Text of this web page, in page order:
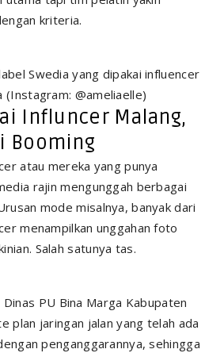
kriteria.
Influncer Malang,
Booming
atau mereka yang punya
rajin mengunggah berbagai
mode misalnya, banyak dari
menampilkan unggahan foto
Salah satunya tas.